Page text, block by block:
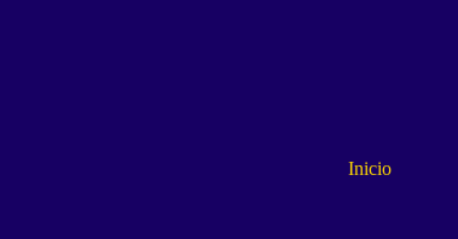
Inicio